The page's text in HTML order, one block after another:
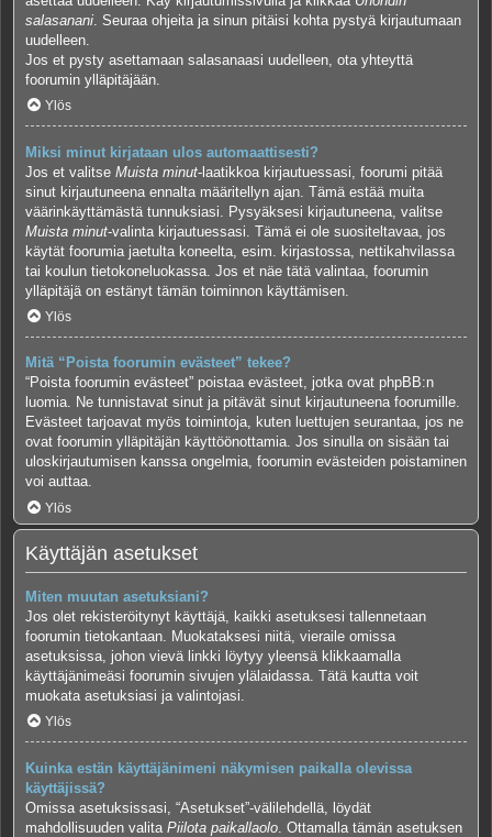
salasanani . Seuraa ohjeita ja sinun pitäisi kohta pystyä kirjautumaan
uudelleen.
Jos et pysty asettamaan salasanaasi uudelleen, ota yhteyttä
foorumin ylläpitäjään.
Ylös
Miksi minut kirjataan ulos automaattisesti?
Jos et valitse Muista minut-laatikkoa kirjautuessasi, foorumi pitää
sinut kirjautuneena ennalta määritellyn ajan. Tämä estää muita
väärinkäyttämästä tunnuksiasi. Pysyäksesi kirjautuneena, valitse
Muista minut-valinta kirjautuessasi. Tämä ei ole suositeltavaa, jos
käytät foorumia jaetulta koneelta, esim. kirjastossa, nettikahvilassa
tai koulun tietokoneluokassa. Jos et näe tätä valintaa, foorumin
ylläpitäjä on estänyt tämän toiminnon käyttämisen.
Ylös
Mitä “Poista foorumin evästeet” tekee?
“Poista foorumin evästeet” poistaa evästeet, jotka ovat phpBB:n
luomia. Ne tunnistavat sinut ja pitävät sinut kirjautuneena foorumille.
Evästeet tarjoavat myös toimintoja, kuten luettujen seurantaa, jos ne
ovat foorumin ylläpitäjän käyttöönottamia. Jos sinulla on sisään tai
uloskirjautumisen kanssa ongelmia, foorumin evästeiden poistaminen
voi auttaa.
Ylös
Käyttäjän asetukset
Miten muutan asetuksiani?
Jos olet rekisteröitynyt käyttäjä, kaikki asetuksesi tallennetaan
foorumin tietokantaan. Muokataksesi niitä, vieraile omissa
asetuksissa, johon vievä linkki löytyy yleensä klikkaamalla
käyttäjänimeäsi foorumin sivujen ylälaidassa. Tätä kautta voit
muokata asetuksiasi ja valintojasi.
Ylös
Kuinka estän käyttäjänimeni näkymisen paikalla olevissa
käyttäjissä?
Omissa asetuksissasi, “Asetukset”-välilehdellä, löydät
mahdollisuuden valita Piilota paikallaolo . Ottamalla tämän asetuksen